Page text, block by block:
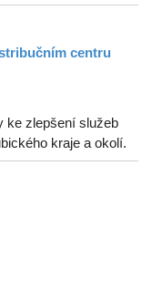
centru
ke zlepšení služeb
kraje a okolí.